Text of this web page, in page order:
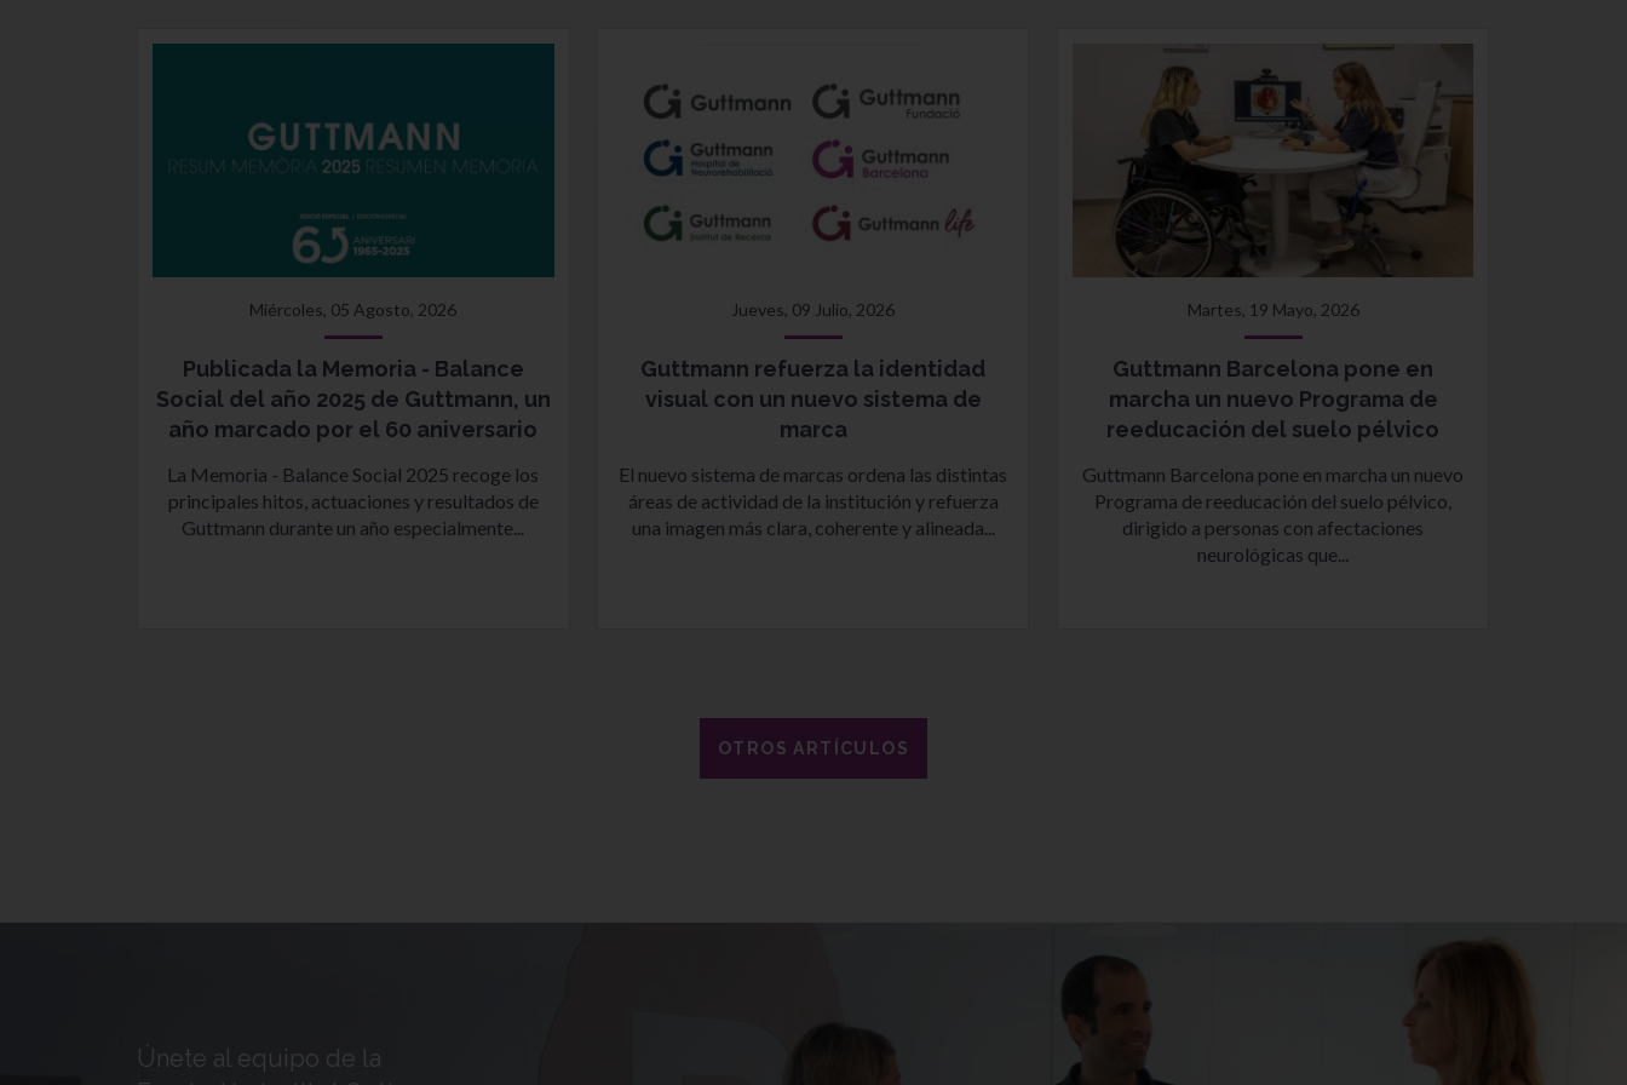
Miércoles, 05 Agosto, 2026
Publicada la Memoria - Balance
Social del año 2025 de Guttmann, un
año marcado por el 60 aniversario
La Memoria - Balance Social 2025 recoge los
principales hitos, actuaciones y resultados de
Guttmann durante un año especialmente...
Jueves, 09 Julio, 2026
Guttmann refuerza la identidad
visual con un nuevo sistema de
marca
El nuevo sistema de marcas ordena las distintas
áreas de actividad de la institución y refuerza
una imagen más clara, coherente y alineada...
Martes, 19 Mayo, 2026
Guttmann Barcelona pone en
marcha un nuevo Programa de
reeducación del suelo pélvico
Guttmann Barcelona pone en marcha un nuevo
Programa de reeducación del suelo pélvico,
dirigido a personas con afectaciones
neurológicas que...
OTROS ARTÍCULOS
Únete al equipo de la